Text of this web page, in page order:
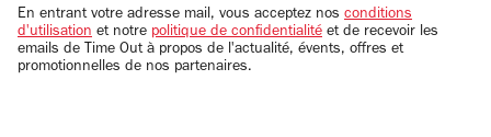
email
En entrant votre adresse mail, vous acceptez nos conditions
d'utilisation et notre politique de confidentialité et de recevoir les
emails de Time Out à propos de l'actualité, évents, offres et
promotionnelles de nos partenaires.